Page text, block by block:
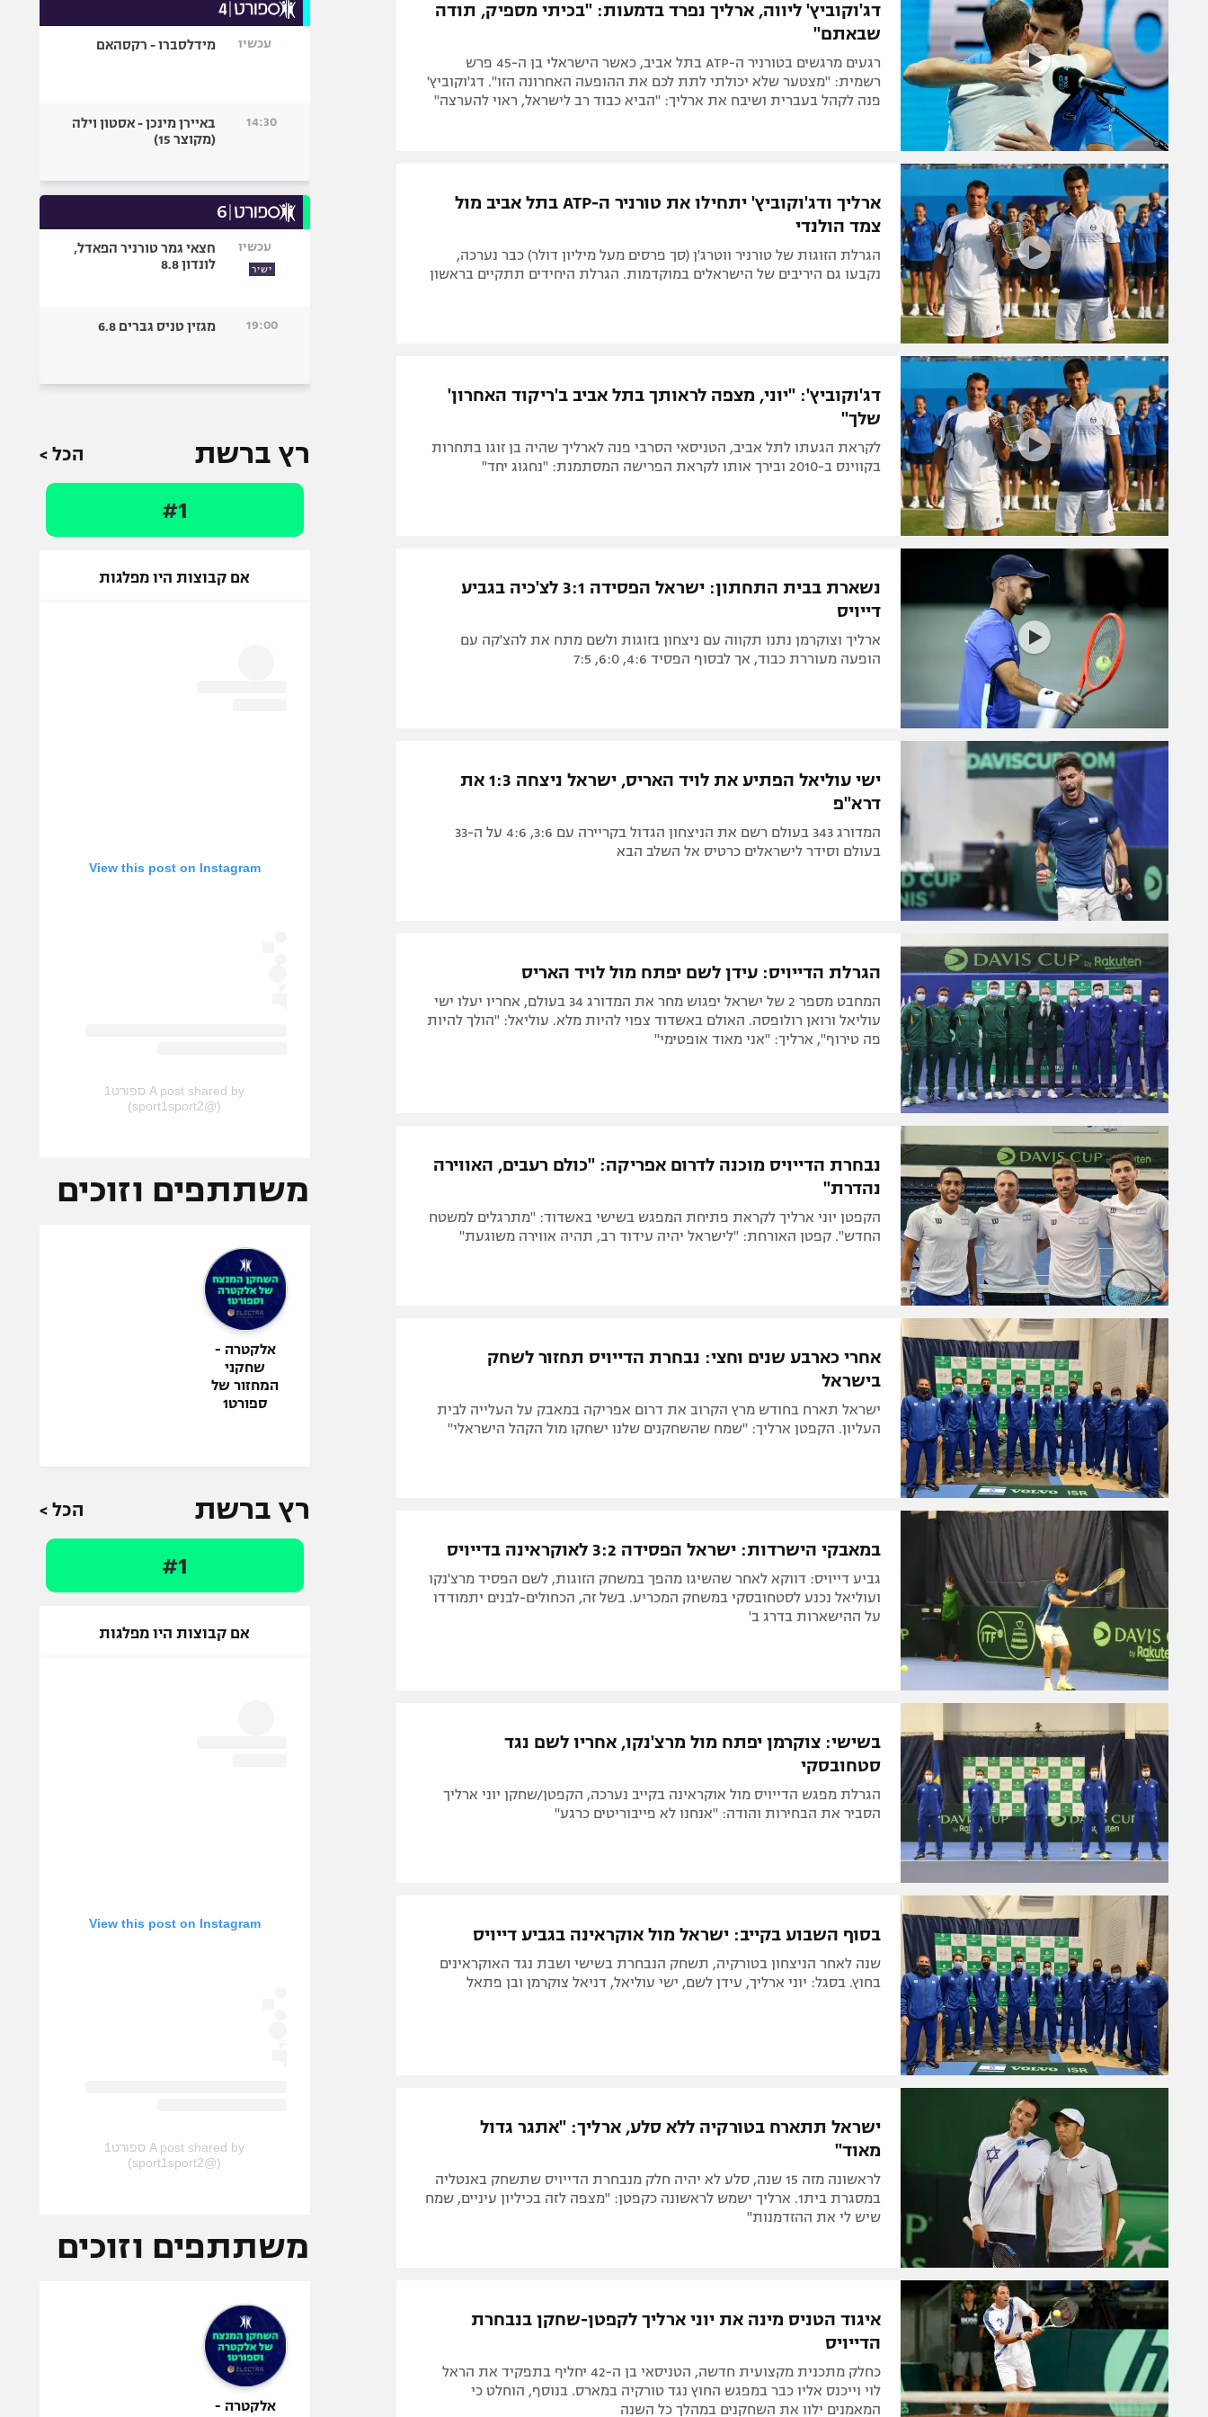
דג'וקוביץ' ליווה, ארליך נפרד בדמעות: "בכיתי מספיק, תודה
שבאתם"
רגעים מרגשים בטורניר ה-ATP בתל אביב, כאשר הישראלי בן ה-45 פרש
רשמית: "מצטער שלא יכולתי לתת לכם את ההופעה האחרונה הזו". דג'וקוביץ'
פנה לקהל בעברית ושיבח את ארליך: "הביא כבוד רב לישראל, ראוי להערצה"
ארליך ודג'וקוביץ' יתחילו את טורניר ה-ATP בתל אביב מול
צמד הולנדי
הגרלת הזוגות של טורניר ווטרג'ן (סך פרסים מעל מיליון דולר) כבר נערכה,
נקבעו גם היריבים של הישראלים במוקדמות. הגרלת היחידים תתקיים בראשון
דג'וקוביץ': "יוני, מצפה לראותך בתל אביב ב'ריקוד האחרון'
שלך"
לקראת הגעתו לתל אביב, הטניסאי הסרבי פנה לארליך שהיה בן זוגו בתחרות
בקווינס ב-2010 ובירך אותו לקראת הפרישה המסתמנת: "נחגוג יחד"
נשארת בבית התחתון: ישראל הפסידה 3:1 לצ'כיה בגביע
דייויס
ארליך וצוקרמן נתנו תקווה עם ניצחון בזוגות ולשם מתח את להצ'קה עם
הופעה מעוררת כבוד, אך לבסוף הפסיד 4:6, 6:0, 7:5
ישי עוליאל הפתיע את לויד האריס, ישראל ניצחה 1:3 את
דרא"פ
המדורג 343 בעולם רשם את הניצחון הגדול בקריירה עם 3:6, 4:6 על ה-33
בעולם וסידר לישראלים כרטיס אל השלב הבא
הגרלת הדייויס: עידן לשם יפתח מול לויד האריס
המחבט מספר 2 של ישראל יפגוש מחר את המדורג 34 בעולם, אחריו יעלו ישי
עוליאל ורואן רולופסה. האולם באשדוד צפוי להיות מלא. עוליאל: "הולך להיות
פה טירוף", ארליך: "אני מאוד אופטימי"
נבחרת הדייויס מוכנה לדרום אפריקה: "כולם רעבים, האווירה
נהדרת"
הקפטן יוני ארליך לקראת פתיחת המפגש בשישי באשדוד: "מתרגלים למשטח
החדש". קפטן האורחת: "לישראל יהיה עידוד רב, תהיה אווירה משוגעת"
אחרי כארבע שנים וחצי: נבחרת הדייויס תחזור לשחק
בישראל
ישראל תארח בחודש מרץ הקרוב את דרום אפריקה במאבק על העלייה לבית
העליון. הקפטן ארליך: "שמח שהשחקנים שלנו ישחקו מול הקהל הישראלי"
במאבקי הישרדות: ישראל הפסידה 3:2 לאוקראינה בדייויס
גביע דייויס: דווקא לאחר שהשיגו מהפך במשחק הזוגות, לשם הפסיד מרצ'נקו
ועוליאל נכנע לסטחובסקי במשחק המכריע. בשל זה, הכחולים-לבנים יתמודדו
על ההישארות בדרג ב'
בשישי: צוקרמן יפתח מול מרצ'נקו, אחריו לשם נגד
סטחובסקי
הגרלת מפגש הדייויס מול אוקראינה בקייב נערכה, הקפטן/שחקן יוני ארליך
הסביר את הבחירות והודה: "אנחנו לא פייבוריטים כרגע"
בסוף השבוע בקייב: ישראל מול אוקראינה בגביע דייויס
שנה לאחר הניצחון בטורקיה, תשחק הנבחרת בשישי ושבת נגד האוקראינים
בחוץ. בסגל: יוני ארליך, עידן לשם, ישי עוליאל, דניאל צוקרמן ובן פתאל
ישראל תתארח בטורקיה ללא סלע, ארליך: "אתגר גדול
מאוד"
לראשונה מזה 15 שנה, סלע לא יהיה חלק מנבחרת הדייויס שתשחק באנטליה
במסגרת בית1. ארליך ישמש לראשונה כקפטן: "מצפה לזה בכיליון עיניים, שמח
שיש לי את ההזדמנות"
איגוד הטניס מינה את יוני ארליך לקפטן-שחקן בנבחרת
הדייויס
כחלק מתכנית מקצועית חדשה, הטניסאי בן ה-42 יחליף בתפקיד את הראל
לוי וייכנס אליו כבר במפגש החוץ נגד טורקיה במארס. בנוסף, הוחלט כי
המאמנים ילוו את השחקנים במהלך כל השנה
עכשיו מידלסברו - רקסהאם
14:30
באיירן מינכן - אסטון וילה
(מקוצר 15)
עכשיו
ישיר
חצאי גמר טורניר הפאדל,
לונדון 8.8
19:00 מגזין טניס גברים 6.8
רץ ברשת הכל >
#1
אם קבוצות היו מפלגות
View this post on Instagram
A post shared by ספורט1
(@sport1sport2)
משתתפים וזוכים
אלקטרה -
שחקני
המחזור של
ספורט1
רץ ברשת הכל >
#1
אם קבוצות היו מפלגות
View this post on Instagram
A post shared by ספורט1
(@sport1sport2)
משתתפים וזוכים
אלקטרה -